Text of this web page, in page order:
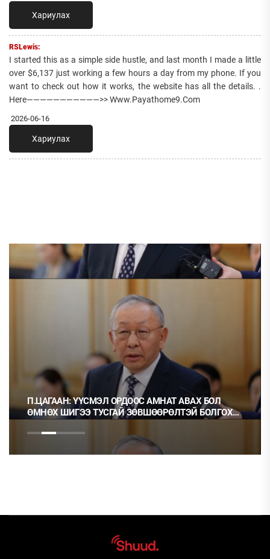
Хариулах
RSLewis:
I started this as a simple side hustle, and last month I made a little
over $6,137 just working a few hours a day from my phone. If you
want to check out how it works, the website has all the details. .
Here———————————>> Www.Payathome9.Com
2026-06-16
Хариулах
П.ЦАГААН: ҮҮСМЭЛ ОРДООС АМНАТ АВАХ БОЛ
ӨМНӨХ ШИГЭЭ ТУСГАЙ ЗӨВШӨӨРӨЛТЭЙ БОЛГОХ